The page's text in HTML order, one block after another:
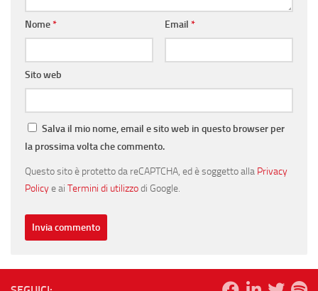
Nome* Email *
Sito web
Salva il mio nome, email e sito web in questo browser per
la prossima volta che commento.
Questo sito è protetto da reCAPTCHA, ed è soggetto alla Privacy
Policye ai Termini di utilizzodi Google.